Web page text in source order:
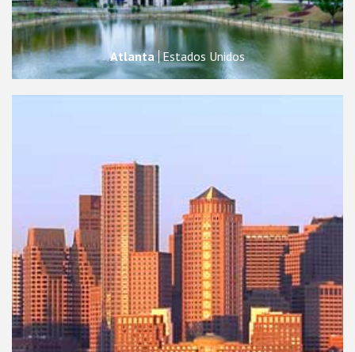
Atlanta Estados Unidos